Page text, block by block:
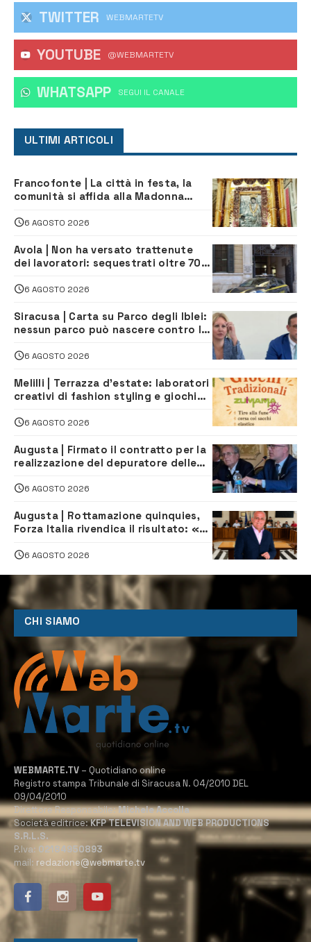
TWITTER WEBMARTETV
YOUTUBE @WEBMARTETV
WHATSAPP ‎SEGUI IL CANALE
ULTIMI ARTICOLI
Francofonte | La città in festa, la
comunità si affida alla Madonna
6 AGOSTO 2026
Avola | Non ha versato trattenute
dei lavoratori: sequestrati oltre 700
climatizzazione
6 AGOSTO 2026
Siracusa | Carta su Parco degli Iblei:
nessun parco può nascere contro le
6 AGOSTO 2026
Melilli | Terrazza d’estate: laboratori
creativi di fashion styling e giochi
iscriversi
6 AGOSTO 2026
Augusta | Firmato il contratto per la
realizzazione del depuratore delle
6 AGOSTO 2026
Augusta | Rottamazione quinquies,
Forza Italia rivendica il risultato: «La
6 AGOSTO 2026
CHI SIAMO
WEBMARTE.TV – Quotidiano online
Registro stampa Tribunale di Siracusa N. 04/2010 DEL
09/04/2010
Direttore Responsabile:Michele Accolla
Società editrice:KFP TELEVISION AND WEB PRODUCTIONS
S.R.L.S.
P.Iva: 02184950893
mail: redazione@webmarte.tv